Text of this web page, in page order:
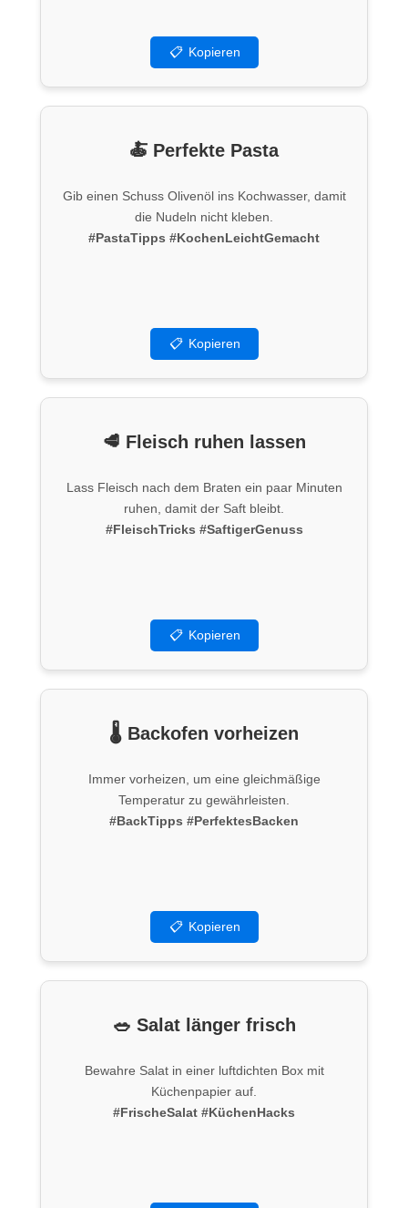
📋 Kopieren
🍝 Perfekte Pasta
Gib einen Schuss Olivenöl ins Kochwasser, damit
die Nudeln nicht kleben.
#PastaTipps #KochenLeichtGemacht
📋 Kopieren
🥩 Fleisch ruhen lassen
Lass Fleisch nach dem Braten ein paar Minuten
ruhen, damit der Saft bleibt.
#FleischTricks #SaftigerGenuss
📋 Kopieren
🌡️ Backofen vorheizen
Immer vorheizen, um eine gleichmäßige
Temperatur zu gewährleisten.
#BackTipps #PerfektesBacken
📋 Kopieren
🥗 Salat länger frisch
Bewahre Salat in einer luftdichten Box mit
Küchenpapier auf.
#FrischeSalat #KüchenHacks